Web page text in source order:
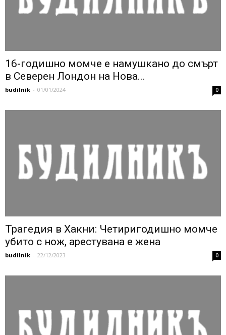
16-годишно момче е намушкано до смърт
в Северен Лондон на Нова...
budilnik - 01/01/2024 0
Трагедия в Хакни: Четиригодишно момче
убито с нож, арестувана е жена
budilnik - 22/12/2023 0